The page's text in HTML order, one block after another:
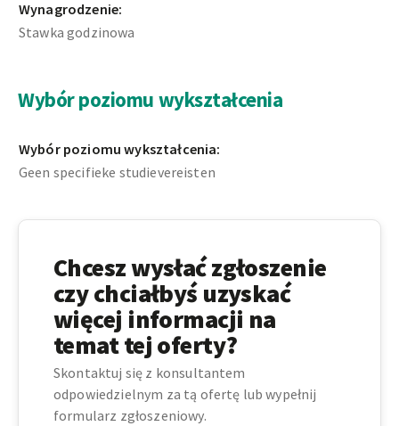
Wynagrodzenie:
Stawka godzinowa
Wybór poziomu wykształcenia
Wybór poziomu wykształcenia:
Geen specifieke studievereisten
Chcesz wysłać zgłoszenie
czy chciałbyś uzyskać
więcej informacji na
temat tej oferty?
Skontaktuj się z konsultantem
odpowiedzielnym za tą ofertę lub wypełnij
formularz zgłoszeniowy.